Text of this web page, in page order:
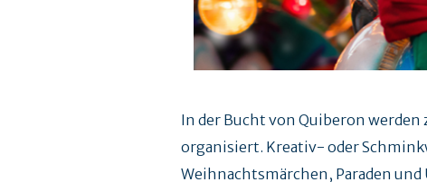
In der Bucht von Quiberon werden
organisiert. Kreativ- oder
Weihnachtsmärchen, Paraden und